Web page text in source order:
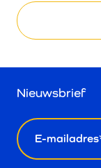
Nieuwsbrief
email